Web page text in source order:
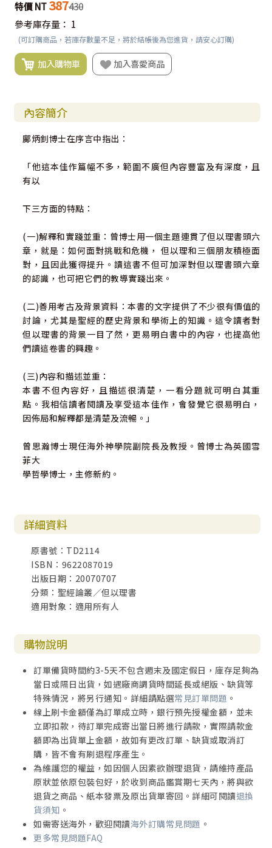
特價 NT 387430
參考庫存量： 1
(可訂購商品，若庫存數量不足，將於結帳後為您進貨，請安心訂購)
加入購物車 加入喜愛商品
內容簡介
鄺炳釗博士在序言中指出：
「他這本佳作篇幅不多，範圍不廣但內容豐富及有深度，且
有以
下三方面的特點：
(一)解釋和實踐並重：曾博士用一個主題連貫了但以理書頭六
章，就是：如何面對挑戰和危機， 但以理和三個朋友積極面
對，且因此獲得提升。讀這書不但可加深對但以理書頭六章
的認識，也可把它們的教導實踐出來。
(二)善用考古及背景資料：本書的文字提供了不少很有價值的
討論，尤其是聖經的歷史背景和學術上的知識。這令讀者對
但以理書的背景一目了然，更易明白書中的內容，也提高他
們讀這卷書的興趣。
(三)內容和描述並重：
本書不但內容好，且描述很清楚，一看分題就可明白其重
點。我相信讀者閱讀及享受這本佳作，會發覺它很易明白，
因佈局和解釋都是清楚及流暢。」
曾思瀚博士現任海外神學院副院長及教授。曾博士為英國雪
菲大
學哲學博士，主修新約。
詳細資料
原書號：TD2114
ISBN：9622087019
出版日期：20070707
分類：聖經論叢／但以理書
適用對象：適用所有人
購物說明
訂單備貨時間約3-5天不包含週末及國定假日，庫存足夠為
當日或隔日出貨，如遇廠商調貨時間延長或絕版、缺貨等
特殊情況，將另行通知。詳細請點選常見訂單問題 。
線上刷卡金額僅為訂單成立時，銀行預先授權金額，並未
立即扣款，待訂單完成寄出當日將進行請款，實際請款金
額即為出貨單上金額，故如有更改訂單、缺貨或取消訂
購，皆不會有刷退程序產生。
為維護您的權益，如因個人因素欲辦理退貨，請維持產品
原狀並依原包裝包好，於收到商品鑑賞期七天內，將與欲
退貨之商品、紙本發票及原出貨單寄回。詳細可閱讀退換
貨須知 。
如需寄送海外，歡迎閱讀海外訂購常見問題 。
更多常見問題FAQ